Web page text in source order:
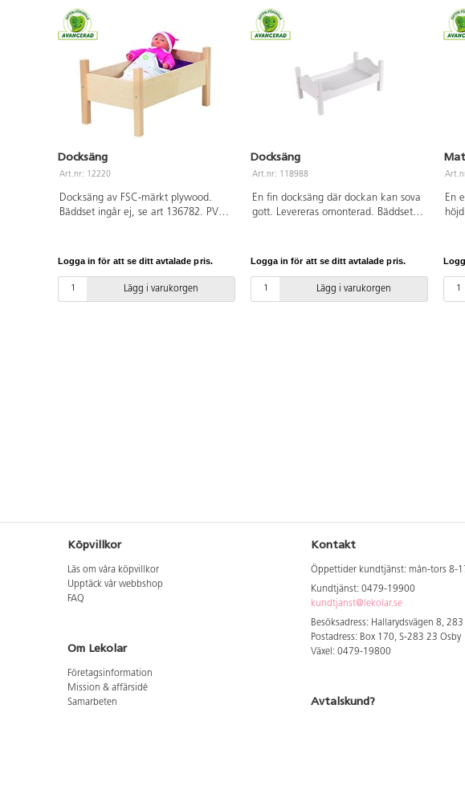
Docksäng
Art.nr: 12220
Docksäng av FSC-märkt plywood.
Bäddset ingår ej, se art 136782. PVC-
Logga in för att se ditt avtalade pris.
Lägg i varukorgen
Docksäng
Art.nr: 118988
En fin docksäng där dockan kan sova
gott. Levereras omonterad. Bäddset
Logga in för att se ditt avtalade pris.
Lägg i varukorgen
En
Köpvillkor
Läs om våra köpvillkor
Upptäck vår webbshop
FAQ
Om Lekolar
Företagsinformation
Mission & affärsidé
Samarbeten
Kontakt
Öppettider kundtjänst: mån-tors 8-
Kundtjänst: 0479-19900
kundtjanst@lekolar.se
Besöksadress: Hallarydsvägen 8,
Postadress: Box 170, S-283 23 Osby
Växel: 0479-19800
Avtalskund?